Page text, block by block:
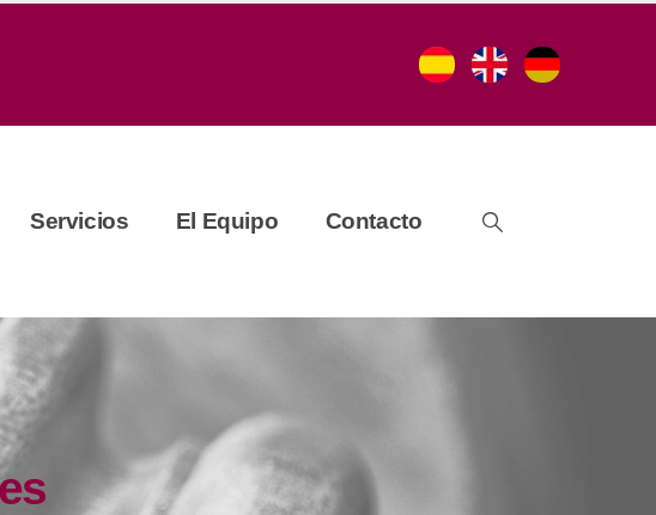
Servicios El Equipo Contacto